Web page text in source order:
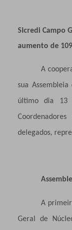
Sicredi Campo
aumento de
A
sua
último dia 13
delegados,
A
Geral de